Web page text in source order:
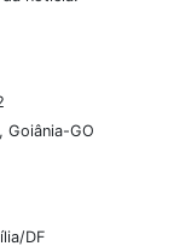
Goiânia-GO
DF